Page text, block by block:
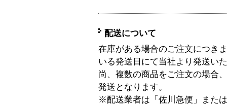
配送について
在庫がある場合のご注文につき
いる発送日にて当社より発送い
尚、複数の商品をご注文の場合
発送となります。
※配送業者は「佐川急便」また